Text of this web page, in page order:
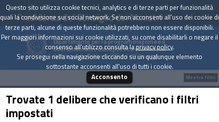
Presidenza del Consiglio dei Ministri
Dipartimento per la programmazione e il
coordinamento della politica economica
Archivio delle Delibere CIPE dal 1967 a oggi
Trovate 1 delibere che verificano i filtri
impostati
Mostra filtri
Questo sito utilizza cookie tecnici, analytics e di terze parti per funzionalità
quali la condivisione sui social network. Se non acconsenti all'uso dei cookie di
terze parti, alcune di queste funzionalità potrebbero non essere disponibili.
Per maggiori informazioni sui cookie utilizzati, su come disabilitarli o negare il
consenso all'utilizzo consulta laprivacy policy.
Se prosegui nella navigazione cliccando su un qualunque elemento
sottostante acconsenti all'uso di tutti i cookie.
Acconsento